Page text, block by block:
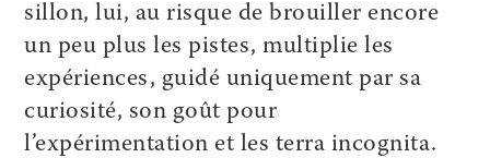
sillon, lui, au risque de brouiller encore
un peu plus les pistes, multiplie les
expériences, guidé uniquement par sa
curiosité, son goût pour
l’expérimentation et les terra incognita.